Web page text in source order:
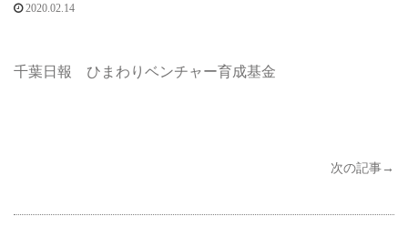
2020.02.14
千葉日報 ひまわりベンチャー育成基金
次の記事→